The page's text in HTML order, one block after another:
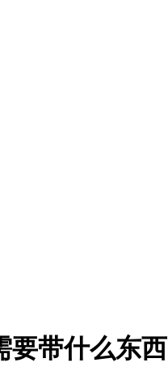
要带什么东西